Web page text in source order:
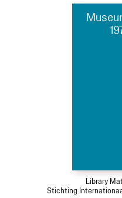
Library
Stichting